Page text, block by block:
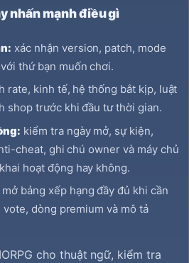
nhấn mạnh điều gì
xác nhận version, patch, mode
thứ bạn muốn chơi.
rate, kinh tế, hệ thống bắt kịp, luật
shop trước khi đầu tư thời gian.
kiểm tra ngày mở, sự kiện,
cheat, ghi chú owner và máy chủ
hoạt động hay không.
mở bảng xếp hạng đầy đủ khi cần
vote, dòng premium và mô tả
cho thuật ngữ, kiểm tra